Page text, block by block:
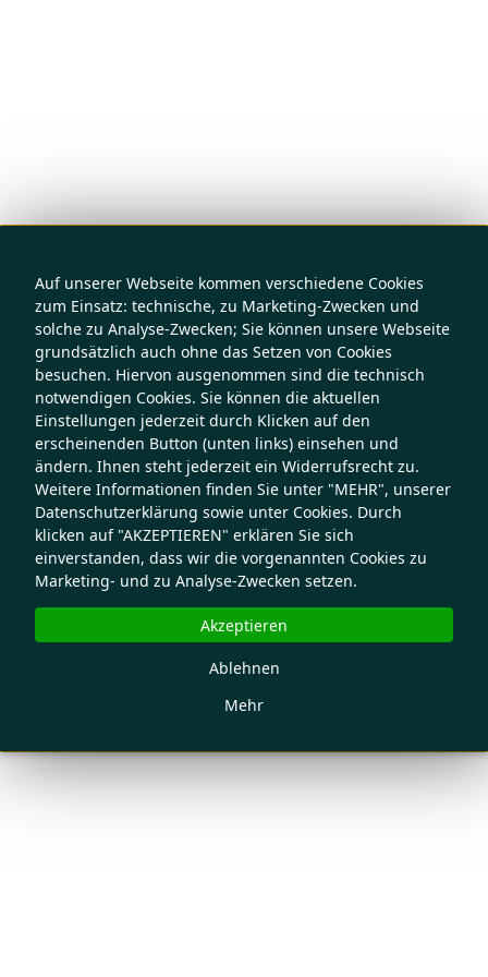
Auf unserer Webseite kommen verschiedene Cookies
zum Einsatz: technische, zu Marketing-Zwecken und
solche zu Analyse-Zwecken; Sie können unsere Webseite
grundsätzlich auch ohne das Setzen von Cookies
besuchen. Hiervon ausgenommen sind die technisch
notwendigen Cookies. Sie können die aktuellen
Einstellungen jederzeit durch Klicken auf den
erscheinenden Button (unten links) einsehen und
ändern. Ihnen steht jederzeit ein Widerrufsrecht zu.
Weitere Informationen finden Sie unter "MEHR", unserer
Datenschutzerklärung sowie unter Cookies. Durch
klicken auf "AKZEPTIEREN" erklären Sie sich
einverstanden, dass wir die vorgenannten Cookies zu
Marketing- und zu Analyse-Zwecken setzen.
Mehr
Ablehnen
Akzeptieren